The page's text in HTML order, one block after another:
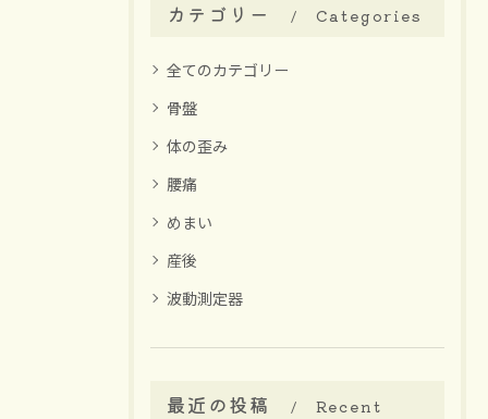
カテゴリー Categories
全てのカテゴリー
骨盤
体の歪み
腰痛
めまい
産後
波動測定器
最近の投稿
Recent